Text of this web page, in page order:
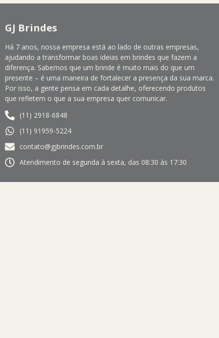
GJ Brindes
Há 7 anos, nossa empresa está ao lado de outras empresas,
ajudando a transformar boas ideias em brindes que fazem a
diferença. Sabemos que um brinde é muito mais do que um
presente – é uma maneira de fortalecer a presença da sua marca.
Por isso, a gente pensa em cada detalhe, oferecendo produtos
que refletem o que a sua empresa quer comunicar.
(11) 2918-6848
(11) 91959-5224
contato@gjbrindes.com.br
Atendimento de segunda à sexta, das 08:30 às 17:30